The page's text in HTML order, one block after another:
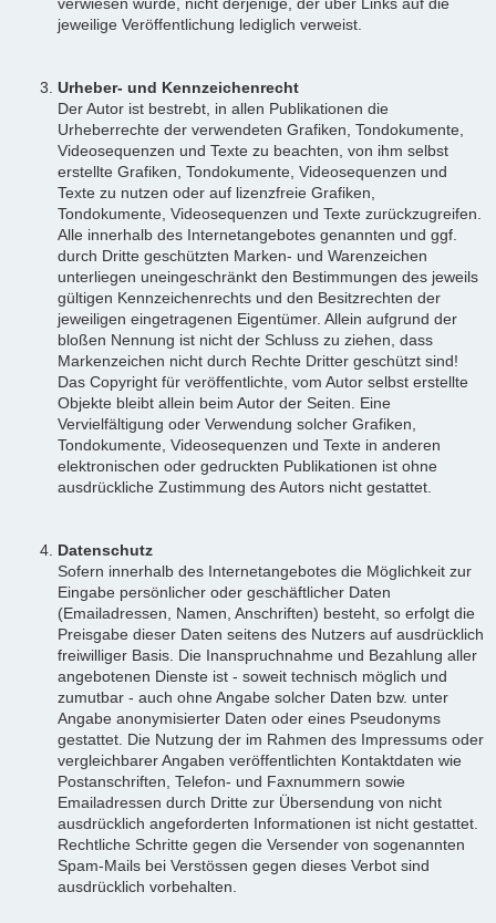
jeweilige Veröffentlichung lediglich verweist.
Urheber- und Kennzeichenrecht
Der Autor ist bestrebt, in allen Publikationen die
Urheberrechte der verwendeten Grafiken, Tondokumente,
Videosequenzen und Texte zu beachten, von ihm selbst
erstellte Grafiken, Tondokumente, Videosequenzen und
Texte zu nutzen oder auf lizenzfreie Grafiken,
Tondokumente, Videosequenzen und Texte zurückzugreifen.
Alle innerhalb des Internetangebotes genannten und ggf.
durch Dritte geschützten Marken- und Warenzeichen
unterliegen uneingeschränkt den Bestimmungen des jeweils
gültigen Kennzeichenrechts und den Besitzrechten der
jeweiligen eingetragenen Eigentümer. Allein aufgrund der
bloßen Nennung ist nicht der Schluss zu ziehen, dass
Markenzeichen nicht durch Rechte Dritter geschützt sind!
Das Copyright für veröffentlichte, vom Autor selbst erstellte
Objekte bleibt allein beim Autor der Seiten. Eine
Vervielfältigung oder Verwendung solcher Grafiken,
Tondokumente, Videosequenzen und Texte in anderen
elektronischen oder gedruckten Publikationen ist ohne
ausdrückliche Zustimmung des Autors nicht gestattet.
Datenschutz
Sofern innerhalb des Internetangebotes die Möglichkeit zur
Eingabe persönlicher oder geschäftlicher Daten
(Emailadressen, Namen, Anschriften) besteht, so erfolgt die
Preisgabe dieser Daten seitens des Nutzers auf ausdrücklich
freiwilliger Basis. Die Inanspruchnahme und Bezahlung aller
angebotenen Dienste ist - soweit technisch möglich und
zumutbar - auch ohne Angabe solcher Daten bzw. unter
Angabe anonymisierter Daten oder eines Pseudonyms
gestattet. Die Nutzung der im Rahmen des Impressums oder
vergleichbarer Angaben veröffentlichten Kontaktdaten wie
Postanschriften, Telefon- und Faxnummern sowie
Emailadressen durch Dritte zur Übersendung von nicht
ausdrücklich angeforderten Informationen ist nicht gestattet.
Rechtliche Schritte gegen die Versender von sogenannten
Spam-Mails bei Verstössen gegen dieses Verbot sind
ausdrücklich vorbehalten.